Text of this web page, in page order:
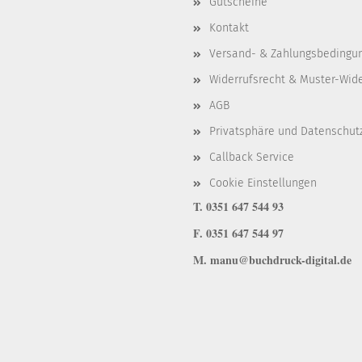
Kontakt
Versand- &
Widerrufsrecht & Muster-
AGB
Privatsphäre und
Callback Service
Cookie Einstellungen
T. 0351 647 544 93
F. 0351 647 544 97
M. manu@buchdruck-digital.de